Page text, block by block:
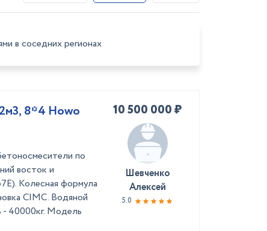
в соседних регионах
8*4 Howo
по
восток и
Колесная формула
CIMC. Водяной
- 40000кг. Модель
10 500 000 ₽
Шевченко
Алексей
5.0